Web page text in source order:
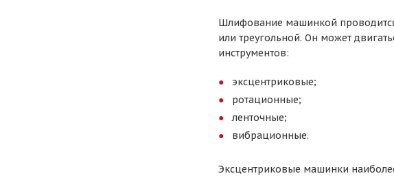
Шлифование машинкой
или треугольной. Он может
инструментов:
эксцентриковые;
ротационные;
ленточные;
вибрационные.
Эксцентриковые машинки